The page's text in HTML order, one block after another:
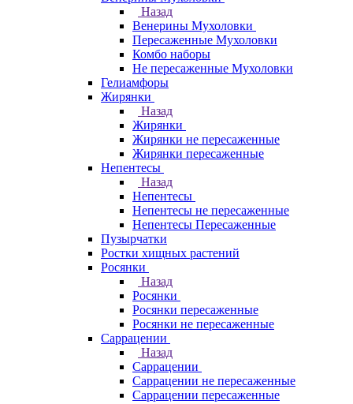
Назад
Венерины Мухоловки
Пересаженные Мухоловки
Комбо наборы
Не пересаженные Мухоловки
Гелиамфоры
Жирянки
Назад
Жирянки
Жирянки не пересаженные
Жирянки пересаженные
Непентесы
Назад
Непентесы
Непентесы не пересаженные
Непентесы Пересаженные
Пузырчатки
Ростки хищных растений
Росянки
Назад
Росянки
Росянки пересаженные
Росянки не пересаженные
Саррацении
Назад
Саррацении
Саррацении не пересаженные
Саррацении пересаженные